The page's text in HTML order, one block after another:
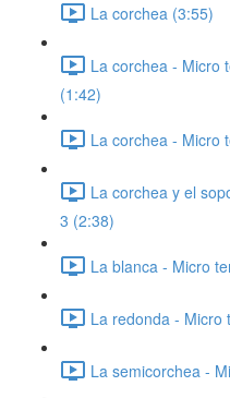
La corchea (3:55)
La corchea - Micro
(1:42)
La corchea - Micro
La corchea y el
3 (2:38)
La blanca - Micro
La redonda - Micro
La semicorchea -